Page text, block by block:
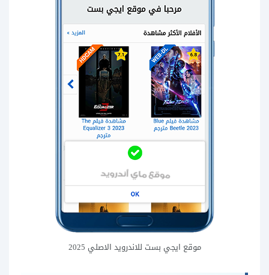
موقع ايجي بست للاندرويد الاصلي 2025